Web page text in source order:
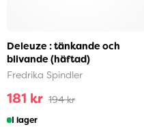
Deleuze : tänkande och
blivande (häftad)
Fredrika Spindler
181 kr 194 kr
I lager